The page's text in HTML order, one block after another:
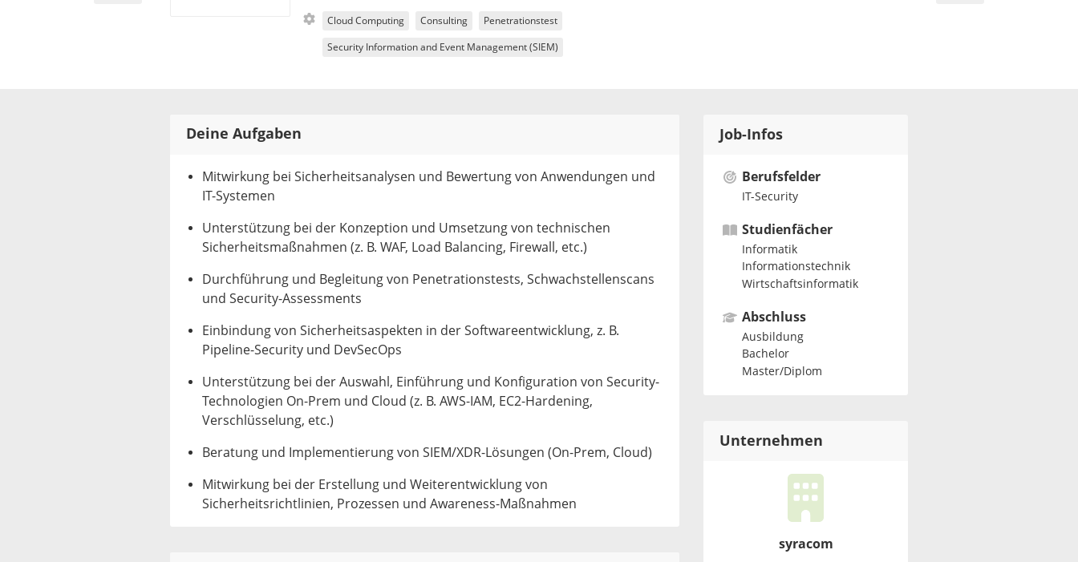
Cloud Computing Consulting Penetrationstest
Security Information and Event Management (SIEM)
Deine Aufgaben
Mitwirkung bei Sicherheitsanalysen und Bewertung von Anwendungen und
IT-Systemen
Unterstützung bei der Konzeption und Umsetzung von technischen
Sicherheitsmaßnahmen (z. B. WAF, Load Balancing, Firewall, etc.)
Durchführung und Begleitung von Penetrationstests, Schwachstellenscans
und Security-Assessments
Einbindung von Sicherheitsaspekten in der Softwareentwicklung, z. B.
Pipeline-Security und DevSecOps
Unterstützung bei der Auswahl, Einführung und Konfiguration von Security-
Technologien On-Prem und Cloud (z. B. AWS-IAM, EC2-Hardening,
Verschlüsselung, etc.)
Beratung und Implementierung von SIEM/XDR-Lösungen (On-Prem, Cloud)
Mitwirkung bei der Erstellung und Weiterentwicklung von
Sicherheitsrichtlinien, Prozessen und Awareness-Maßnahmen
Job-Infos
Berufsfelder
IT-Security
Studienfächer
Informatik
Informationstechnik
Wirtschaftsinformatik
Abschluss
Ausbildung
Bachelor
Master/Diplom
Unternehmen
syracom